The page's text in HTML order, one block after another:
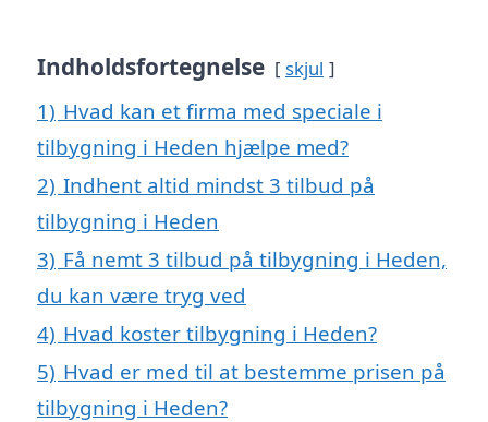
Indholdsfortegnelse skjul
1) Hvad kan et firma med speciale i
tilbygning i Heden hjælpe med?
2) Indhent altid mindst 3 tilbud på
tilbygning i Heden
3) Få nemt 3 tilbud på tilbygning i Heden,
du kan være tryg ved
4) Hvad koster tilbygning i Heden?
5) Hvad er med til at bestemme prisen på
tilbygning i Heden?